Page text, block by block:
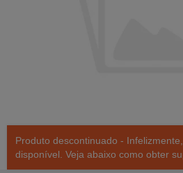
Produto descontinuado -
disponível. Veja abaixo como obter